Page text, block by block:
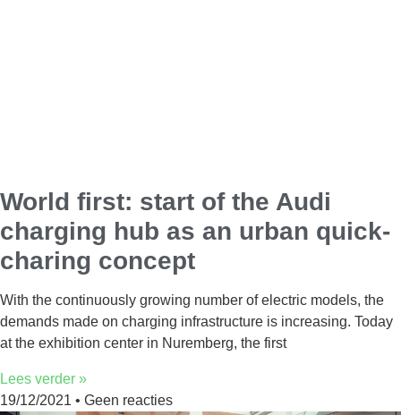
World first: start of the Audi
charging hub as an urban quick-
charing concept
With the continuously growing number of electric models, the
demands made on charging infrastructure is increasing. Today
at the exhibition center in Nuremberg, the first
Lees verder »
19/12/2021
Geen reacties